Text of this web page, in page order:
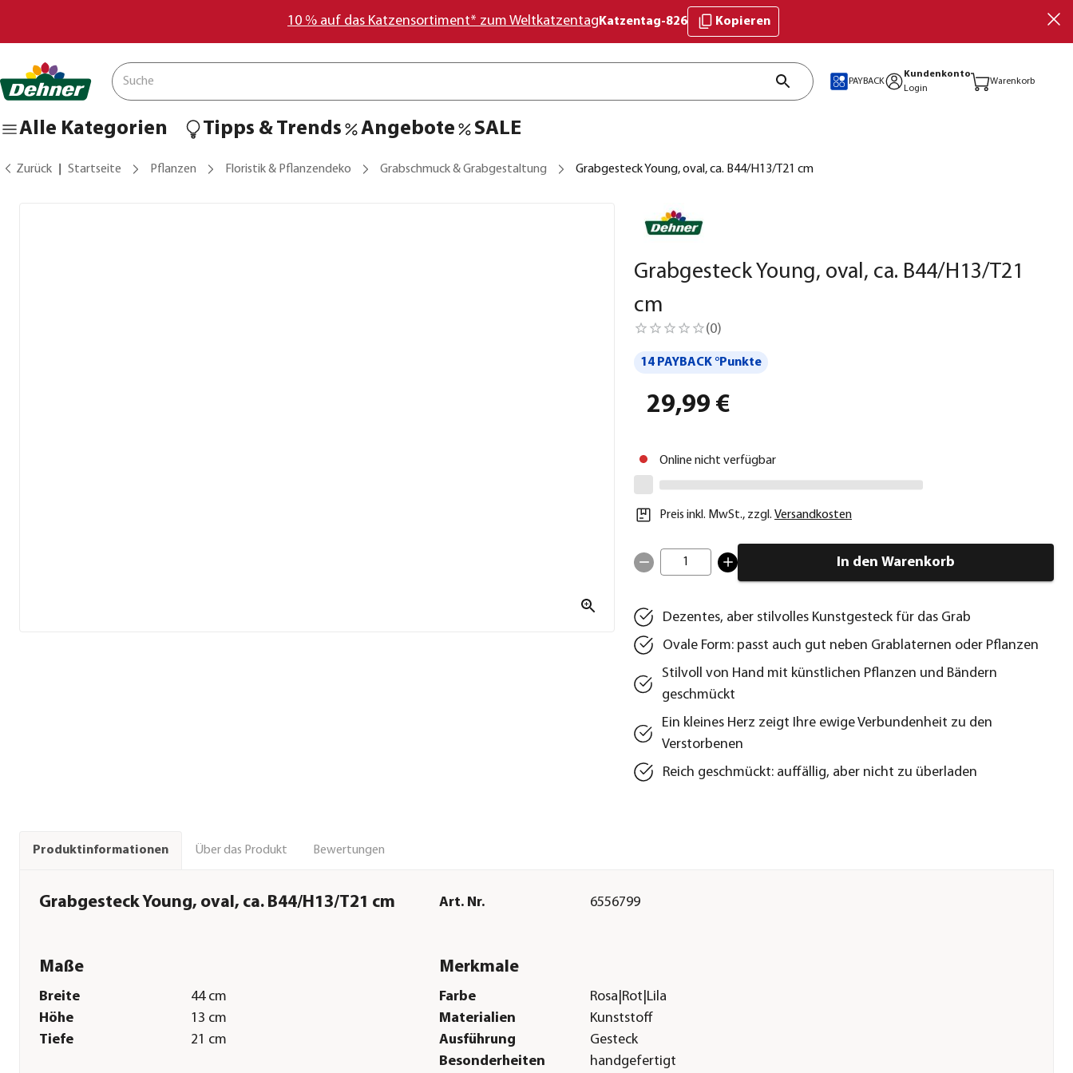
10 % auf das Katzensortiment* zum Weltkatzentag Katzentag-826 Kopieren
PAYBACK
Kundenkonto
Login
Warenkorb
Alle Kategorien Tipps & Trends Angebote SALE
Zurück Startseite Pflanzen Floristik & Pflanzendeko Grabschmuck & Grabgestaltung Grabgesteck Young, oval, ca. B44/H13/T21 cm
Grabgesteck Young, oval, ca. B44/H13/T21
cm
(0)
14 PAYBACK °Punkte
29,99 €
Online nicht verfügbar
Preis inkl. MwSt., zzgl. Versandkosten
1 In den Warenkorb
Dezentes, aber stilvolles Kunstgesteck für das Grab
Ovale Form: passt auch gut neben Grablaternen oder Pflanzen
Stilvoll von Hand mit künstlichen Pflanzen und Bändern
geschmückt
Ein kleines Herz zeigt Ihre ewige Verbundenheit zu den
Verstorbenen
Reich geschmückt: auffällig, aber nicht zu überladen
Produktinformationen Über das Produkt Bewertungen
Grabgesteck Young, oval, ca. B44/H13/T21 cm Art. Nr. 6556799
Maße
Breite
44 cm
Höhe
13 cm
Tiefe
21 cm
Merkmale
Farbe
Rosa|Rot|Lila
Materialien
Kunststoff
Ausführung
Gesteck
Besonderheiten
handgefertigt